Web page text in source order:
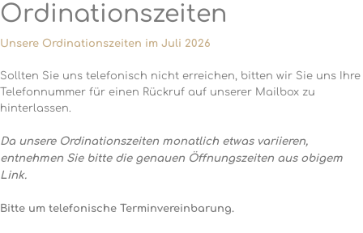
Ordinationszeiten
Unsere Ordinationszeiten im Juli 2026
Sollten Sie uns telefonisch nicht erreichen, bitten wir Sie uns Ihre
Telefonnummer für einen Rückruf auf unserer Mailbox zu
hinterlassen.
Da unsere Ordinationszeiten monatlich etwas variieren,
entnehmen Sie bitte die genauen Öffnungszeiten aus obigem
Link.
Bitte um telefonische Terminvereinbarung.